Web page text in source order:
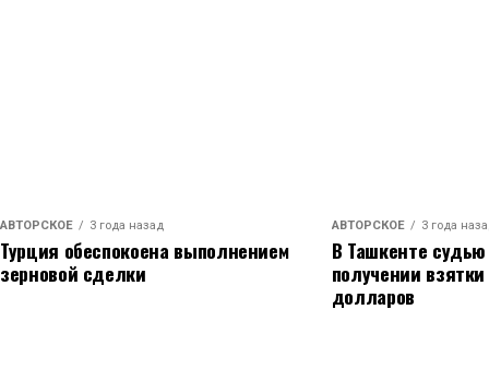
объявил жене об этом решение по телефону,
женщина вернулась в столицу, то узнала, что у
АВТОРСКОЕ 3 года назад
Турция обеспокоена выполнением
зерновой сделки
АВТОРСКОЕ 3 года
В Ташкенте
получении
долларов